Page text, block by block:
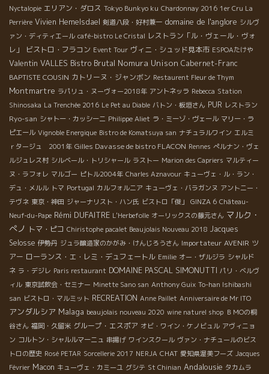
Nyctalopie エリアン・ダロス Tokyo Bunkyo ku Chardonnay 2016 1er Cru La
Perrière Vivien Hemelsdael 剣道八段・好村兼一 domaine de l'anglore シルヴ
ァン・ディティエール café-bistro Le Cristal レストラン「ル・ヴェール・ヴォ
レ」
ビストロ・フラコン Event Tour ヴィニ・シュッド見本市 ESPOAたけや
Valentin VALLES Bistro Brutal Nomura Unison Cabernet-Franc
BAPTISTE COUSIN カトリーヌ・ジャンボン Restaurent Fleur de Thym
Montmartre ラパリュ・ヌーヴォー2018年 アントネッラ Rebecca Station
Shinosaka La Trenchée 2016 Le Pet au Diable バトン・板垣さん PUR レストラン
Ryo-san シャトー・カッシーニ Philippe Aliet ラ・ミーゾ・ヴェール マリー・ラ
ピエール Vignoble Energique Bistro de Komatsuya san ナチュラルワイン エルミ
ｒタージュ 2001年 Gilles Davasse de bistro FLACON Rennes ぺルナン・ヴェ
ルジュレス村 シルベール・トリシャール ラストー Marion des Capriers マルティー
ヌ・ラフォレ マルゴー ピトル2004年 Charles Aznavour キューヴェ・ル・ラン・
デュ・メルル トマ Portugal カルフォルニア キューヴェ・バラガンヌ アントニー・
テヴネ 東京・神田 ジャーナリスト・ハン氏 ビストロ「俊」 GINZA 6 Château-
Neuf-du-Pape Rémi DUFAITRE L'Herbefolle オーリックスの藤元さん マルク・
ぺノ トマ・ピコ Chiristophe pacalet Beaujolais Nouveau 2018 Jacques
Selosse 伊勢丹 ジュラ醸造家のかがみ・けんじろうさん Importateur AVENIR ツ
アー ローランス・エ・レミ・デュフェートル Emilie オー・ザルジラ シャルド
ネ ラ・デジレ Paris restaurant DOMAINE PASCAL SIMONUTTI パリ・ベルヴ
ィル 東京試飲会・セミナー Minette Sano san Anthony Guix To-han Ishibashi
san ビストロ・マルミット RECREATION Anne Paillet Anniversaire de Mr ITO
アンダルシア Malaga beaujolais nouveau 2020 wine naturel shop ＢＭОの桐
谷さん 福岡・久留米 グループ・エスポア オビ・ワイン・ケノビュル アヴィニョ
ン コルトン・シャルルマーニュ 串揚げ ワインスクール ヴァン・ナチュールのビス
トロの歴史 Rosé PETAR Sorcellerie 2017 NERJA CHAT 愛知県渥美フーズ Jacques
Février Macon キューヴェ・カミーユ グシテ St Chinian Andalousie タカムラ